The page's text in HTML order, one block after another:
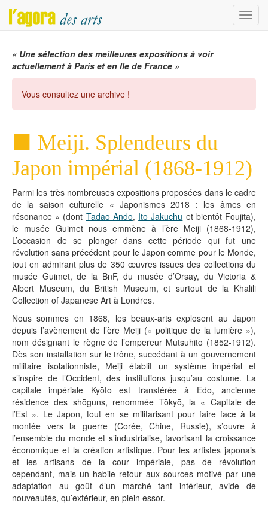
Menu
« Une sélection des meilleures expositions à voir
actuellement à Paris et en Ile de France »
Vous consultez une archive !
Meiji. Splendeurs du
Japon impérial (1868-1912)
Parmi les très nombreuses expositions proposées dans le cadre
de la saison culturelle « Japonismes 2018 : les âmes en
résonance » (dont Tadao Ando, Ito Jakuchu et bientôt Foujita),
le musée Guimet nous emmène à l’ère Meiji (1868-1912),
L’occasion de se plonger dans cette période qui fut une
révolution sans précédent pour le Japon comme pour le Monde,
tout en admirant plus de 350 œuvres issues des collections du
musée Guimet, de la BnF, du musée d’Orsay, du Victoria &
Albert Museum, du British Museum, et surtout de la Khalili
Collection of Japanese Art à Londres.
Nous sommes en 1868, les beaux-arts explosent au Japon
depuis l’avènement de l’ère Meiji (« politique de la lumière »),
nom désignant le règne de l’empereur Mutsuhito (1852-1912).
Dès son installation sur le trône, succédant à un gouvernement
militaire isolationniste, Meiji établit un système impérial et
s’inspire de l’Occident, des institutions jusqu’au costume. La
capitale impériale Kyōto est transférée à Edo, ancienne
résidence des shōguns, renommée Tōkyō, la « Capitale de
l’Est ». Le Japon, tout en se militarisant pour faire face à la
montée vers la guerre (Corée, Chine, Russie), s’ouvre à
l’ensemble du monde et s’industrialise, favorisant la croissance
économique et la création artistique. Pour les artistes japonais
et les artisans de la cour impériale, pas de révolution
cependant, mais un habile retour aux sources motivé par une
adaptation au goût d’un marché tant intérieur, avide de
nouveautés, qu’extérieur, en plein essor.